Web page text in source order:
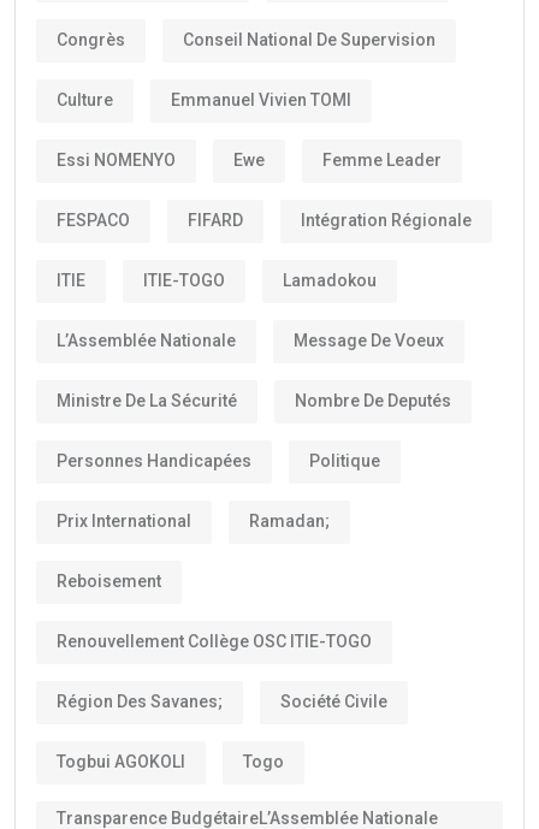
Congrès Conseil National De Supervision
Culture Emmanuel Vivien TOMI
Essi NOMENYO Ewe Femme Leader
FESPACO FIFARD Intégration Régionale
ITIE ITIE-TOGO Lamadokou
L’Assemblée Nationale Message De Voeux
Ministre De La Sécurité Nombre De Deputés
Personnes Handicapées Politique
Prix International Ramadan;
Reboisement
Renouvellement Collège OSC ITIE-TOGO
Région Des Savanes; Société Civile
Togbui AGOKOLI Togo
Transparence BudgétaireL’Assemblée Nationale